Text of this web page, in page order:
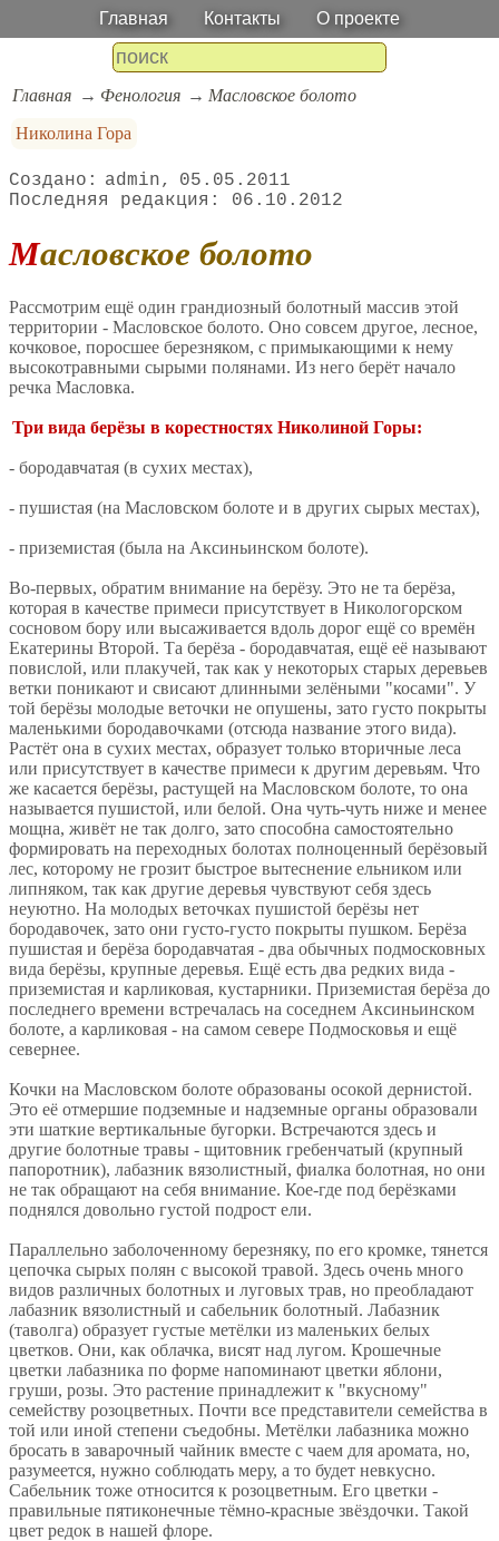
Главная Контакты О проекте
Главная Фенология
Масловское болото
Николина Гора
admin
05.05.2011
06.10.2012
Масловское болото
Рассмотрим ещё один грандиозный болотный массив этой
территории - Масловское болото. Оно совсем другое, лесное,
кочковое, поросшее березняком, с примыкающими к нему
высокотравными сырыми полянами. Из него берёт начало
речка Масловка.
Три вида берёзы в корестностях Николиной Горы:
- бородавчатая (в сухих местах),
- пушистая (на Масловском болоте и в других сырых местах),
- приземистая (была на Аксиньинском болоте).
Во-первых, обратим внимание на берёзу. Это не та берёза,
которая в качестве примеси присутствует в Никологорском
сосновом бору или высаживается вдоль дорог ещё со времён
Екатерины Второй. Та берёза - бородавчатая, ещё её называют
повислой, или плакучей, так как у некоторых старых деревьев
ветки поникают и свисают длинными зелёными "косами". У
той берёзы молодые веточки не опушены, зато густо покрыты
маленькими бородавочками (отсюда название этого вида).
Растёт она в сухих местах, образует только вторичные леса
или присутствует в качестве примеси к другим деревьям. Что
же касается берёзы, растущей на Масловском болоте, то она
называется пушистой, или белой. Она чуть-чуть ниже и менее
мощна, живёт не так долго, зато способна самостоятельно
формировать на переходных болотах полноценный берёзовый
лес, которому не грозит быстрое вытеснение ельником или
липняком, так как другие деревья чувствуют себя здесь
неуютно. На молодых веточках пушистой берёзы нет
бородавочек, зато они густо-густо покрыты пушком. Берёза
пушистая и берёза бородавчатая - два обычных подмосковных
вида берёзы, крупные деревья. Ещё есть два редких вида -
приземистая и карликовая, кустарники. Приземистая берёза до
последнего времени встречалась на соседнем Аксиньинском
болоте, а карликовая - на самом севере Подмосковья и ещё
севернее.
Кочки на Масловском болоте образованы осокой дернистой.
Это её отмершие подземные и надземные органы образовали
эти шаткие вертикальные бугорки. Встречаются здесь и
другие болотные травы - щитовник гребенчатый (крупный
папоротник), лабазник вязолистный, фиалка болотная, но они
не так обращают на себя внимание. Кое-где под берёзками
поднялся довольно густой подрост ели.
Параллельно заболоченному березняку, по его кромке, тянется
цепочка сырых полян с высокой травой. Здесь очень много
видов различных болотных и луговых трав, но преобладают
лабазник вязолистный и сабельник болотный. Лабазник
(таволга) образует густые метёлки из маленьких белых
цветков. Они, как облачка, висят над лугом. Крошечные
цветки лабазника по форме напоминают цветки яблони,
груши, розы. Это растение принадлежит к "вкусному"
семейству розоцветных. Почти все представители семейства в
той или иной степени съедобны. Метёлки лабазника можно
бросать в заварочный чайник вместе с чаем для аромата, но,
разумеется, нужно соблюдать меру, а то будет невкусно.
Сабельник тоже относится к розоцветным. Его цветки -
правильные пятиконечные тёмно-красные звёздочки. Такой
цвет редок в нашей флоре.